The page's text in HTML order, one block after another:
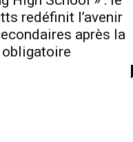
redéfinit l’avenir
après la